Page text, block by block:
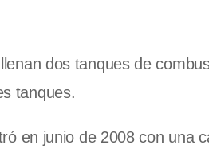
dos tanques de
tanques.
en junio de 2008 con una